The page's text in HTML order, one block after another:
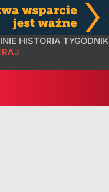
HISTORIA TYGODNIK